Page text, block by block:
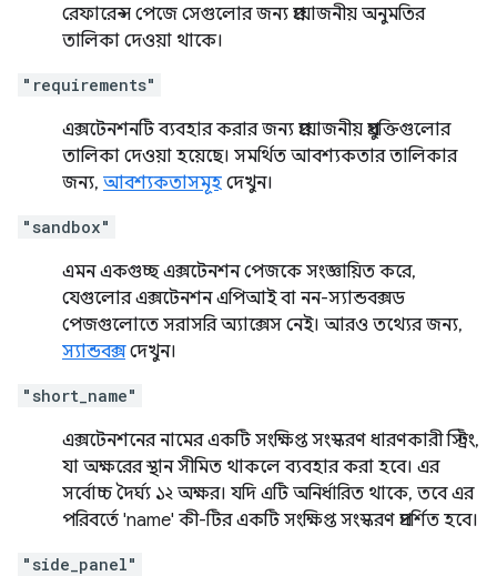
রেফারেন্স পেজে সেগুলোর জন্য প্রয়োজনীয় অনুমতির
তালিকা দেওয়া থাকে।
"requirements"
এক্সটেনশনটি ব্যবহার করার জন্য প্রয়োজনীয় প্রযুক্তিগুলোর
তালিকা দেওয়া হয়েছে। সমর্থিত আবশ্যকতার তালিকার
জন্য, আবশ্যকতাসমূহ দেখুন।
"sandbox"
এমন একগুচ্ছ এক্সটেনশন পেজকে সংজ্ঞায়িত করে,
যেগুলোর এক্সটেনশন এপিআই বা নন-স্যান্ডবক্সড
পেজগুলোতে সরাসরি অ্যাক্সেস নেই। আরও তথ্যের জন্য,
স্যান্ডবক্সদেখুন।
"short_name"
এক্সটেনশনের নামের একটি সংক্ষিপ্ত সংস্করণ ধারণকারী স্ট্রিং,
যা অক্ষরের স্থান সীমিত থাকলে ব্যবহার করা হবে। এর
সর্বোচ্চ দৈর্ঘ্য ১২ অক্ষর। যদি এটি অনির্ধারিত থাকে, তবে এর
পরিবর্তে 'name' কী-টির একটি সংক্ষিপ্ত সংস্করণ প্রদর্শিত হবে।
"side_panel"